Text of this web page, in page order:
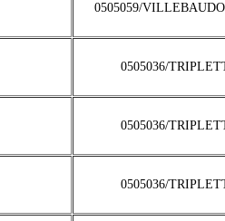
0505059/
0505036/
0505036/
0505036/